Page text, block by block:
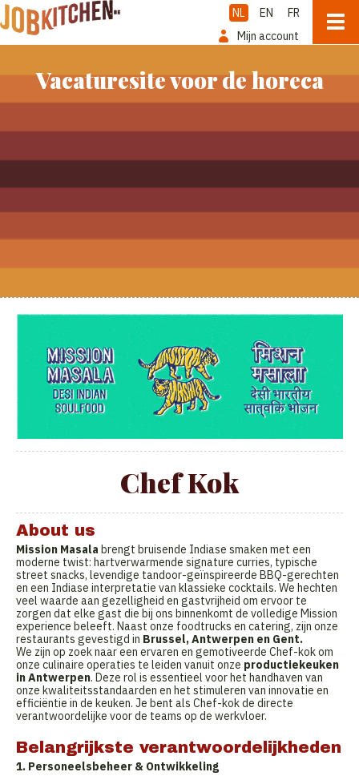
NL EN
FR
Mijn account
Vacaturesite voor de horeca
Chef Kok
About us
Mission Masala brengt bruisende Indiase smaken met een
moderne twist: hartverwarmende signature curries, typische
street snacks, levendige tandoor-geïnspireerde BBQ-gerechten
en een Indiase interpretatie van klassieke cocktails. We hechten
veel waarde aan gezelligheid en gastvrijheid om ervoor te
zorgen dat elke gast die bij ons binnenkomt de volledige Mission
experience beleeft. Naast onze foodtrucks en catering, zijn onze
restaurants gevestigd in Brussel, Antwerpen en Gent.
We zijn op zoek naar een ervaren en gemotiveerde Chef-kok om
onze culinaire operaties te leiden vanuit onze productiekeuken
in Antwerpen. Deze rol is essentieel voor het handhaven van
onze kwaliteitsstandaarden en het stimuleren van innovatie en
efficiëntie in de keuken. Je bent als Chef-kok de directe
verantwoordelijke voor de teams op de werkvloer.
Belangrijkste verantwoordelijkheden
1. Personeelsbeheer & Ontwikkeling